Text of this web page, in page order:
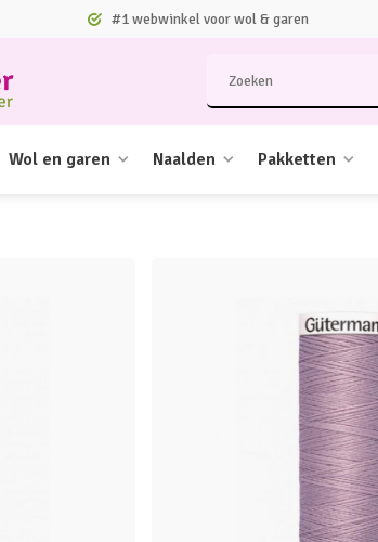
#1 webwinkel voor wol & garen
Wol en garen Naalden Pakketten